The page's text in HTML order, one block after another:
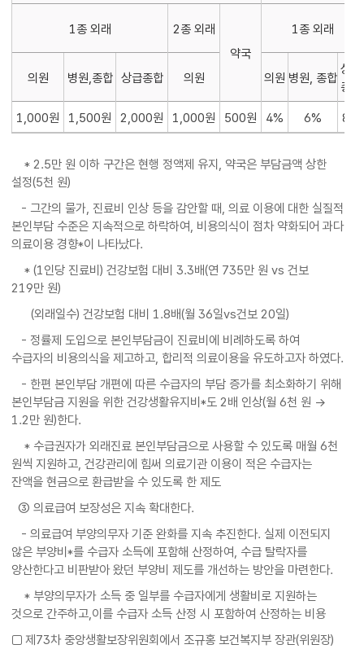
1종 외래
2종 외래
약국
1종 외래
의원 병원,종합 상급종합 의원 의원 병원, 종합
상급
종합
1,000원
1,500원 2,000원 1,000원 500원 4% 6% 8%
* 2.5만 원 이하 구간은 현행 정액제 유지, 약국은 부담금액 상한
설정(5천 원)
- 그간의 물가, 진료비 인상 등을 감안할 때, 의료 이용에 대한 실질적
본인부담 수준은 지속적으로 하락하여, 비용의식이 점차 약화되어 과다
의료이용 경향*이 나타났다.
* (1인당 진료비) 건강보험 대비 3.3배(연 735만 원 vs 건보
219만 원)
(외래일수) 건강보험 대비 1.8배(월 36일vs건보 20일)
- 정률제 도입으로 본인부담금이 진료비에 비례하도록 하여
수급자의 비용의식을 제고하고, 합리적 의료이용을 유도하고자 하였다.
- 한편 본인부담 개편에 따른 수급자의 부담 증가를 최소화하기 위해
본인부담금 지원을 위한 건강생활유지비*도 2배 인상(월 6천 원 →
1.2만 원)한다.
* 수급권자가 외래진료 본인부담금으로 사용할 수 있도록 매월 6천
원씩 지원하고, 건강관리에 힘써 의료기관 이용이 적은 수급자는
잔액을 현금으로 환급받을 수 있도록 한 제도
③ 의료급여 보장성은 지속 확대한다.
- 의료급여 부양의무자 기준 완화를 지속 추진한다. 실제 이전되지
않은 부양비*를 수급자 소득에 포함해 산정하여, 수급 탈락자를
양산한다고 비판받아 왔던 부양비 제도를 개선하는 방안을 마련한다.
* 부양의무자가 소득 중 일부를 수급자에게 생활비로 지원하는
것으로 간주하고,이를 수급자 소득 산정 시 포함하여 산정하는 비용
□ 제73차 중앙생활보장위원회에서 조규홍 보건복지부 장관(위원장)